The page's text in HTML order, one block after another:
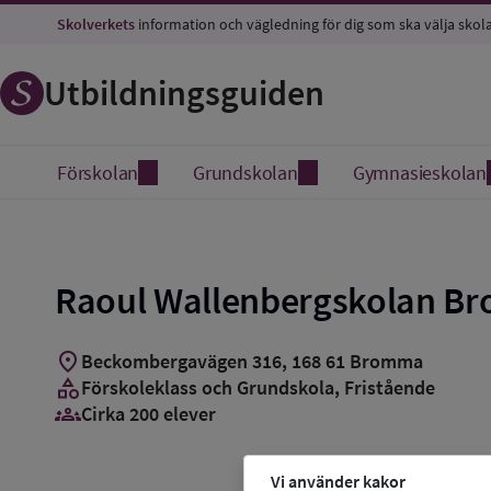
Vi använder kakor
Skolverkets information och vägledning för dig som ska välja
Utbildningsguiden
Förskolan Grundskolan Gymnasieskolan
Raoul Wallenbergskolan
Spara
location_on Beckombergavägen 316, 168 61 Bromma
categoryFörskoleklass och Grundskola, Fristående
groups_3Cirka 200 elever